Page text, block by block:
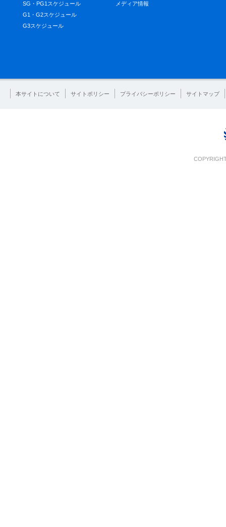
SG・PG1スケジュール
G1・G2スケジュール
G3スケジュール
メディア情報
本サイトについて サイトポリシー プライバシーポリシー サイトマップ